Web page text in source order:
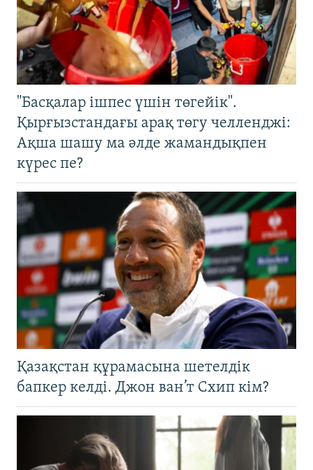
"Басқалар ішпес үшін төгейік".
Қырғызстандағы арақ төгу челленджі:
Ақша шашу ма әлде жамандықпен
күрес пе?
Қазақстан құрамасына шетелдік
бапкер келді. Джон ван’т Схип кім?